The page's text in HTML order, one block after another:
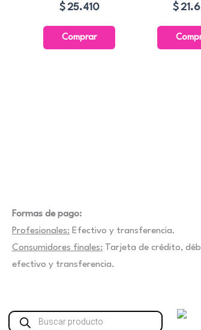
$ 25.410
Comprar
$
Formas de pago:
Profesionales: Efectivo y transferencia.
Consumidores finales: Tarjeta de crédito,
efectivo y transferencia.
Búsqueda
de